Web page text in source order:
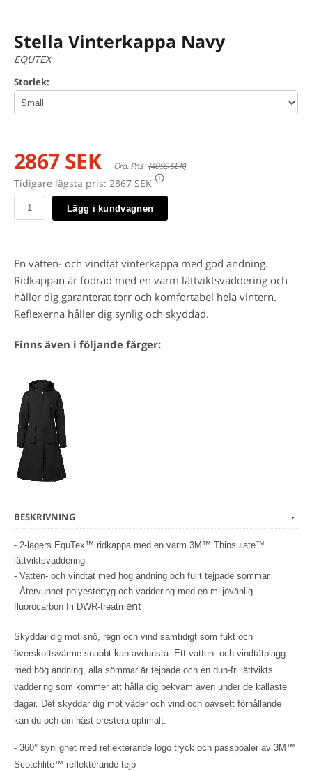
Stella Vinterkappa Navy
EQUTEX
Storlek:
2867 SEK Ord. Pris (4095 SEK)
Tidigare lägsta pris: 2867 SEK
Lägg i kundvagnen
En vatten- och vindtät vinterkappa med god andning.
Ridkappan är fodrad med en varm lättviktsvaddering och
håller dig garanterat torr och komfortabel hela vintern.
Reflexerna håller dig synlig och skyddad.
Finns även i följande färger:
BESKRIVNING
- 2-lagers EquTex™ ridkappa med en varm 3M™ Thinsulate™
lättviktsvaddering
- Vatten- och vindtät med hög andning och fullt tejpade sömmar
- Återvunnet polyestertyg och vaddering med en miljövänlig
fluorocarbon fri DWR-treatment
Skyddar dig mot snö, regn och vind samtidigt som fukt och
överskottsvärme snabbt kan avdunsta. Ett vatten- och vindtätplagg
med hög andning, alla sömmar är tejpade och en dun-fri lättvikts
vaddering som kommer att hålla dig bekväm även under de kallaste
dagar. Det skyddar dig mot väder och vind och oavsett förhållande
kan du och din häst prestera optimalt.
- 360° synlighet med reflekterande logo tryck och passpoaler av 3M™
Scotchlite™ reflekterande tejp